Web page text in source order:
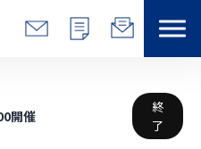
開催
終
了